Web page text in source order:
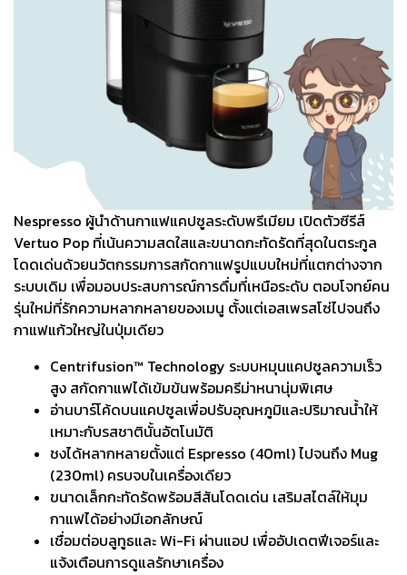
Nespresso ผู้นำด้านกาแฟแคปซูลระดับพรีเมียม เปิดตัวซีรีส์
Vertuo Pop ที่เน้นความสดใสและขนาดกะทัดรัดที่สุดในตระกูล
โดดเด่นด้วยนวัตกรรมการสกัดกาแฟรูปแบบใหม่ที่แตกต่างจาก
ระบบเดิม เพื่อมอบประสบการณ์การดื่มที่เหนือระดับ ตอบโจทย์คน
รุ่นใหม่ที่รักความหลากหลายของเมนู ตั้งแต่เอสเพรสโซ่ไปจนถึง
กาแฟแก้วใหญ่ในปุ่มเดียว
Centrifusion™ Technology ระบบหมุนแคปซูลความเร็ว
สูง สกัดกาแฟได้เข้มข้นพร้อมครีม่าหนานุ่มพิเศษ
อ่านบาร์โค้ดบนแคปซูลเพื่อปรับอุณหภูมิและปริมาณน้ำให้
เหมาะกับรสชาตินั้นอัตโนมัติ
ชงได้หลากหลายตั้งแต่ Espresso (40ml) ไปจนถึง Mug
(230ml) ครบจบในเครื่องเดียว
ขนาดเล็กกะทัดรัดพร้อมสีสันโดดเด่น เสริมสไตล์ให้มุม
กาแฟได้อย่างมีเอกลักษณ์
เชื่อมต่อบลูทูธและ Wi-Fi ผ่านแอป เพื่ออัปเดตฟีเจอร์และ
แจ้งเตือนการดูแลรักษาเครื่อง